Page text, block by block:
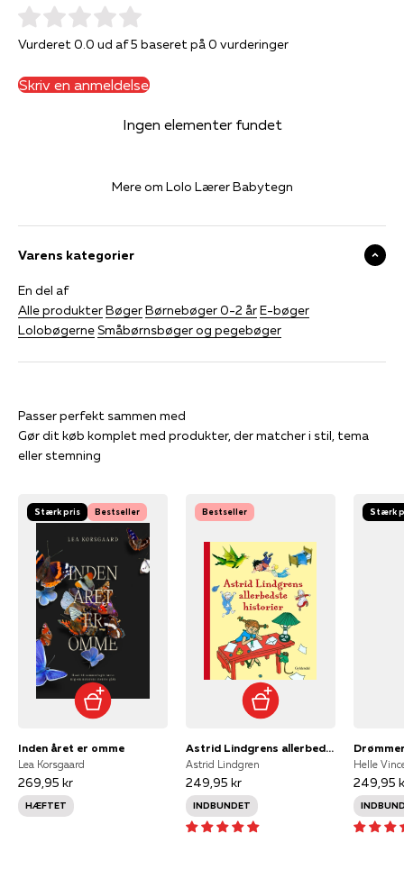
Vurderet 0.0 ud af 5 baseret på 0 vurderinger
Skriv en anmeldelse
Ingen elementer fundet
Mere om Lolo Lærer Babytegn
Varens kategorier
En del af
Alle produkterBøgerBørnebøger 0-2 årE-bøger
LolobøgerneSmåbørnsbøger og pegebøger
Gør dit køb komplet med produkter, der matcher i stil, tema
eller stemning
Stærk pris Bestseller
Inden året er omme
Lea Korsgaard
269,95 kr
HÆFTET
Bestseller
Astrid Lindgrens allerbedste historier
Astrid Lindgren
249,95 kr
INDBUNDET
Stærk
Helle
249,95